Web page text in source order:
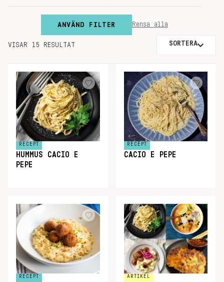
ANVÄND FILTER Rensa alla
VISAR 15 RESULTAT SORTERA
RECEPT
HUMMUS CACIO E
PEPE
RECEPT
CACIO E PEPE
RECEPT
ARTIKEL